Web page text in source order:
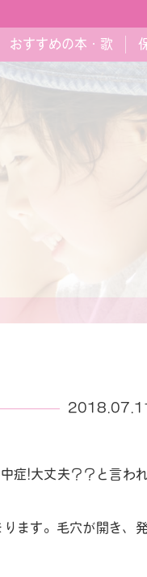
おすすめの本・歌
症!大丈夫？？と言わ
ます。毛穴が開き、